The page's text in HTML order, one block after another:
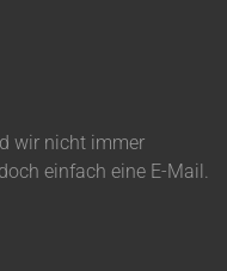
wir nicht immer
einfach eine E-Mail.